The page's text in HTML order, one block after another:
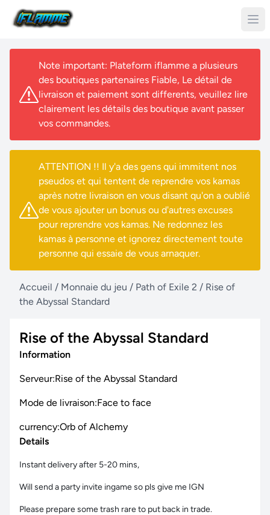
Note important: Plateform iflamme a plusieurs
des boutiques partenaires Fiable, Le détail de
livraison et paiement sont differents, veuillez lire
clairement les détails des boutique avant passer
vos commandes.
ATTENTION !! Il y'a des gens qui immitent nos
pseudos et qui tentent de reprendre vos kamas
après notre livraison en vous disant qu'on a oublié
de vous ajouter un bonus ou d'autres excuses
pour reprendre vos kamas. Ne redonnez les
kamas à personne et ignorez directement toute
personne qui essaie de vous arnaquer.
Accueil / Monnaie du jeu / Path of Exile 2 / Rise of
the Abyssal Standard
Rise of the Abyssal Standard
Information
Serveur:Rise of the Abyssal Standard
Mode de livraison:Face to face
currency:Orb of Alchemy
Details
Instant delivery after 5-20 mins,
Will send a party invite ingame so pls give me IGN
Please prepare some trash rare to put back in trade.